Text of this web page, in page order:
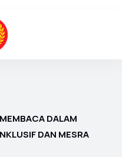
DALAM
DAN MESRA